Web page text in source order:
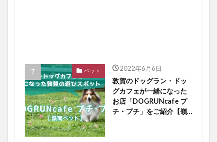
ペット 2022年6月6日
敦賀のドッグラン・ドッ
グカフェが一緒になった
お店「DOGRUNcafe プ
チ・プチ」をご紹介【嶺